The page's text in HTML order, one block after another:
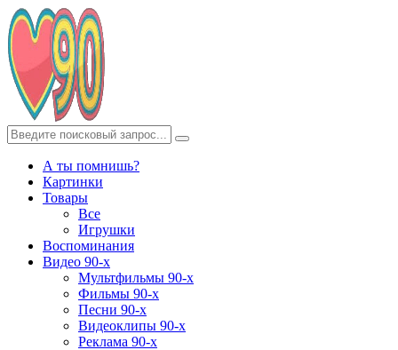
А ты помнишь?
Картинки
Товары
Все
Игрушки
Воспоминания
Видео 90-х
Мультфильмы 90-х
Фильмы 90-х
Песни 90-х
Видеоклипы 90-х
Реклама 90-х